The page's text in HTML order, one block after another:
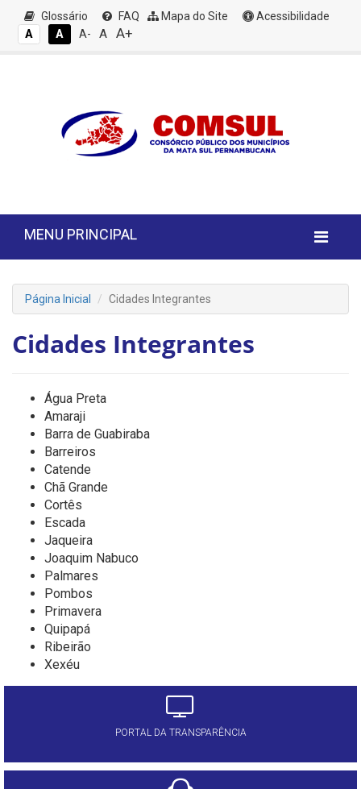
Glossário FAQ Mapa do Site
Acessibilidade
A
A A- A A+
MENU PRINCIPAL
Página Inicial Cidades Integrantes
Cidades Integrantes
Água Preta
Amaraji
Barra de Guabiraba
Barreiros
Catende
Chã Grande
Cortês
Escada
Jaqueira
Joaquim Nabuco
Palmares
Pombos
Primavera
Quipapá
Ribeirão
Xexéu
PORTAL DA TRANSPARÊNCIA